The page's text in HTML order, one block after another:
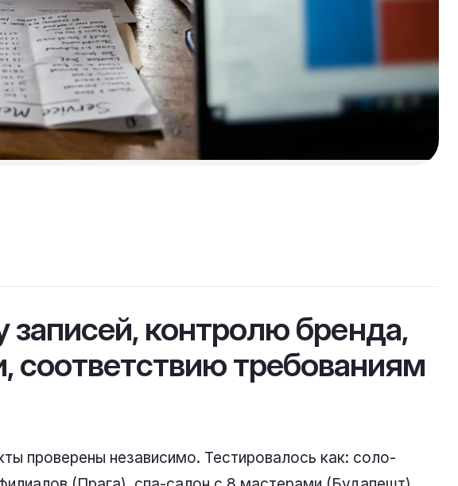
контролю бренда,
соответствию требованиям
проверены независимо. Тестировалось как: соло-